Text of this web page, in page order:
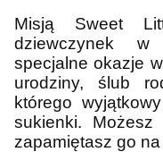
Misją Sweet
dziewczynek w
specjalne okazje
urodziny, ślub
którego
sukienki.
zapamiętasz go